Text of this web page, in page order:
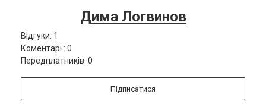
Дима Логвинов
Відгуки: 1
Коментарі : 0
Передплатників: 0
Підписатися